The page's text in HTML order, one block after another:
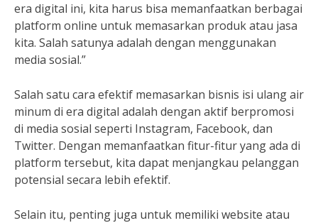
era digital ini, kita harus bisa memanfaatkan berbagai
platform online untuk memasarkan produk atau jasa
kita. Salah satunya adalah dengan menggunakan
media sosial.”
Salah satu cara efektif memasarkan bisnis isi ulang air
minum di era digital adalah dengan aktif berpromosi
di media sosial seperti Instagram, Facebook, dan
Twitter. Dengan memanfaatkan fitur-fitur yang ada di
platform tersebut, kita dapat menjangkau pelanggan
potensial secara lebih efektif.
Selain itu, penting juga untuk memiliki website atau